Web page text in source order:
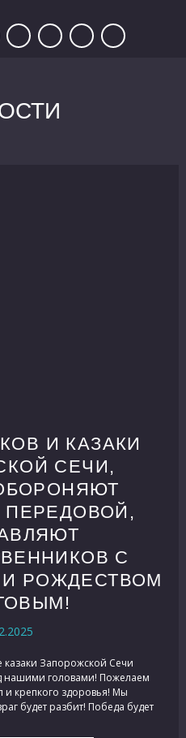
И КАЗАКИ
СЕЧИ,
ПЕРЕДОВОЙ,
С
РОЖДЕСТВОМ
Запорожской Сечи
нашими головами! Пожелаем
и крепкого здоровья! Мы
будет разбит! Победа будет